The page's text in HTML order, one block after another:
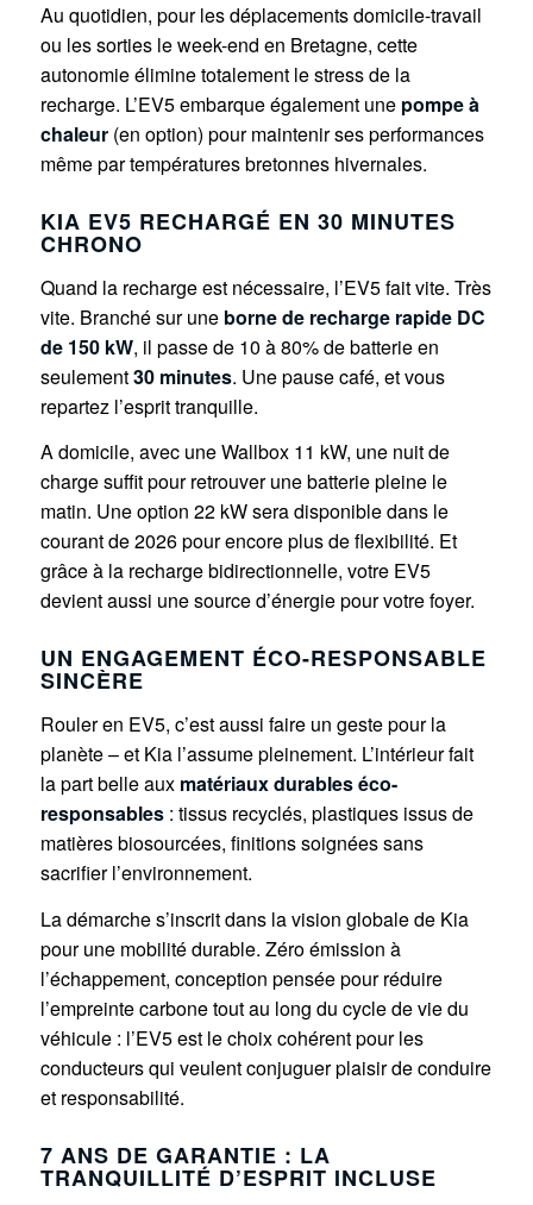
Au quotidien, pour les déplacements domicile-travail
ou les sorties le week-end en Bretagne, cette
autonomie élimine totalement le stress de la
recharge. L’EV5 embarque également une pompe à
chaleur(en option) pour maintenir ses performances
même par températures bretonnes hivernales.
KIA EV5 RECHARGÉ EN 30 MINUTES
CHRONO
Quand la recharge est nécessaire, l’EV5 fait vite. Très
vite. Branché sur une borne de recharge rapide DC
de 150 kW, il passe de 10 à 80% de batterie en
seulement30 minutes. Une pause café, et vous
repartez l’esprit tranquille.
A domicile, avec une Wallbox 11 kW, une nuit de
charge suffit pour retrouver une batterie pleine le
matin. Une option 22 kW sera disponible dans le
courant de 2026 pour encore plus de flexibilité. Et
grâce à la recharge bidirectionnelle, votre EV5
devient aussi une source d’énergie pour votre foyer.
UN ENGAGEMENT ÉCO-RESPONSABLE
SINCÈRE
Rouler en EV5, c’est aussi faire un geste pour la
planète – et Kia l’assume pleinement. L’intérieur fait
la part belle aux matériaux durables éco-
responsables: tissus recyclés, plastiques issus de
matières biosourcées, finitions soignées sans
sacrifier l’environnement.
La démarche s’inscrit dans la vision globale de Kia
pour une mobilité durable. Zéro émission à
l’échappement, conception pensée pour réduire
l’empreinte carbone tout au long du cycle de vie du
véhicule : l’EV5 est le choix cohérent pour les
conducteurs qui veulent conjuguer plaisir de conduire
et responsabilité.
7 ANS DE GARANTIE : LA
TRANQUILLITÉ D’ESPRIT INCLUSE